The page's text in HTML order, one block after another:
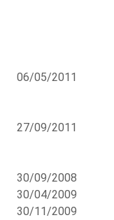
06/05/2011
27/09/2011
30/09/2008
30/04/2009
30/11/2009